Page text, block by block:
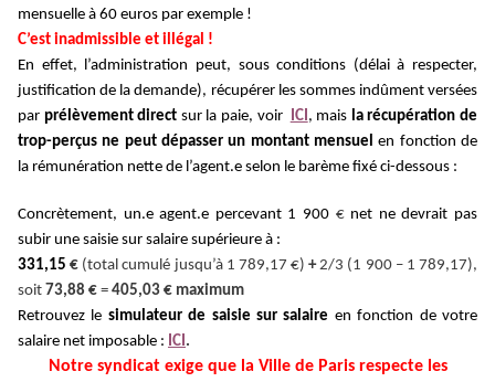
mensuelle à 60 euros par exemple !
C’est inadmissible et illégal !
En effet, l’administration peut, sous conditions (délai à respecter,
justification de la demande), récupérer les sommes indûment versées
par prélèvement direct sur la paie, voir ICI, mais larécupération de
trop-perçusne peut dépasser un montant mensuelen fonctionde
la rémunération nette de l’agent.e selon le barème fixé ci-dessous :
Concrètement, un.e agent.e percevant 1 900 €net ne devrait pas
subir une saisie sur salaire supérieure à :
331,15 € (total cumulé jusqu’à 1 789,17 €)+2/3 (1 900 – 1 789,17),
soit 73,88 € = 405,03 € maximum
Retrouvez le simulateur de saisie sur salaire en fonction de votre
salaire net imposable : ICI.
Notre syndicat exige que la Ville de Paris respecte les